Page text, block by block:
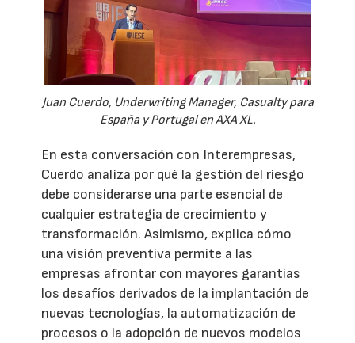
Juan Cuerdo, Underwriting Manager, Casualty para
España y Portugal en AXA XL.
En esta conversación con Interempresas,
Cuerdo analiza por qué la gestión del riesgo
debe considerarse una parte esencial de
cualquier estrategia de crecimiento y
transformación. Asimismo, explica cómo
una visión preventiva permite a las
empresas afrontar con mayores garantías
los desafíos derivados de la implantación de
nuevas tecnologías, la automatización de
procesos o la adopción de nuevos modelos